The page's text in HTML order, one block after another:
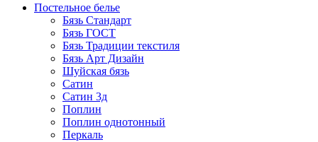
Постельное белье
Бязь Стандарт
Бязь ГОСТ
Бязь Традиции текстиля
Бязь Арт Дизайн
Шуйская бязь
Сатин
Сатин 3д
Поплин
Поплин однотонный
Перкаль